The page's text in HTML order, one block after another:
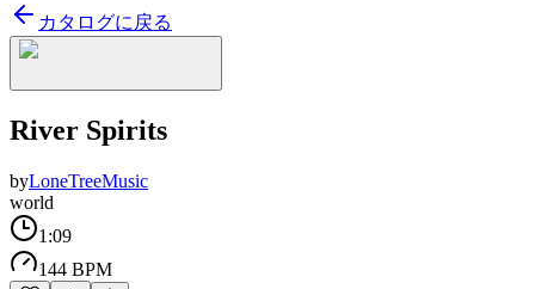
カタログに戻る
River Spirits
byLoneTreeMusic
world
1:09
144 BPM